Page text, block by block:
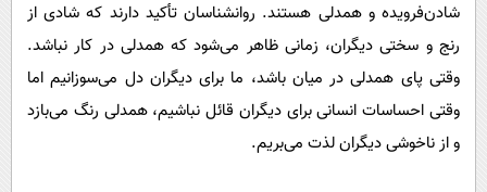
شادن‌فرویده و همدلی هستند. روانشناسان تأکید دارند که شادی از
رنج و سختی دیگران، زمانی ظاهر می‌شود که همدلی در کار نباشد.
وقتی پای همدلی در میان باشد، ما برای دیگران دل می‌سوزانیم اما
وقتی احساسات انسانی برای دیگران قائل نباشیم، همدلی رنگ می‌بازد
و از ناخوشی دیگران لذت می‌بریم.